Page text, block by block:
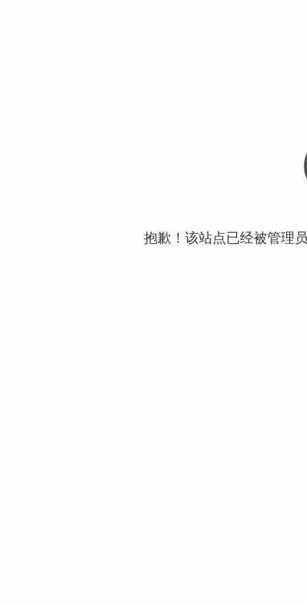
抱歉！该站点已经被管理